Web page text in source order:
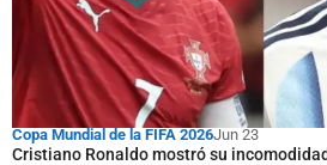
Copa Mundial de la FIFA 2026Jun 23
Cristiano Ronaldo mostró su